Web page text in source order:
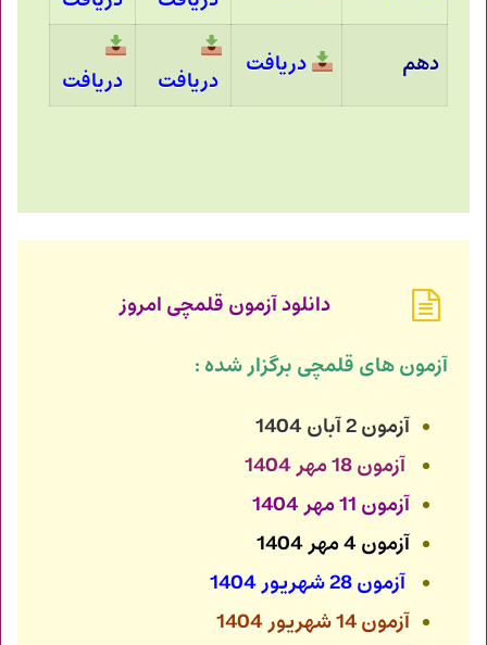
دهم دریافت
دریافت دریافت
دانلود آزمون قلمچی امروز
آزمون های قلمچی برگزار شده :
آزمون 2 آبان 1404
آزمون 18 مهر 1404
آزمون 11 مهر 1404
آزمون 4 مهر 1404
آزمون 28 شهریور 1404
آزمون 14 شهریور 1404